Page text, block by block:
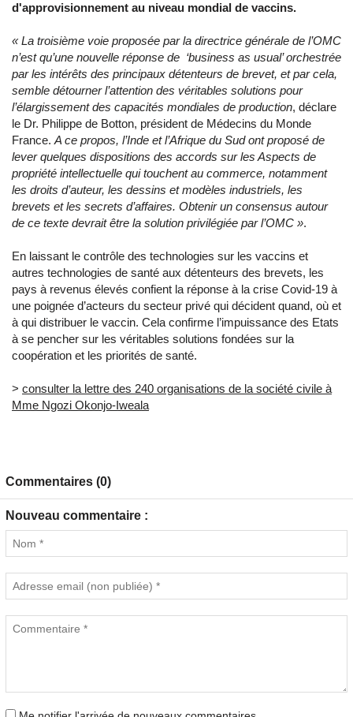
d'approvisionnement au niveau mondial de vaccins.
« La troisième voie proposée par la directrice générale de l’OMC
n’est qu’une nouvelle réponse de ‘business as usual’ orchestrée
par les intérêts des principaux détenteurs de brevet, et par cela,
semble détourner l’attention des véritables solutions pour
l’élargissement des capacités mondiales de production, déclare
le Dr. Philippe de Botton, président de Médecins du Monde
France. A ce propos, l’Inde et l’Afrique du Sud ont proposé de
lever quelques dispositions des accords sur les Aspects de
propriété intellectuelle qui touchent au commerce, notamment
les droits d’auteur, les dessins et modèles industriels, les
brevets et les secrets d’affaires. Obtenir un consensus autour
de ce texte devrait être la solution privilégiée par l’OMC ».
En laissant le contrôle des technologies sur les vaccins et
autres technologies de santé aux détenteurs des brevets, les
pays à revenus élevés confient la réponse à la crise Covid-19 à
une poignée d’acteurs du secteur privé qui décident quand, où et
à qui distribuer le vaccin. Cela confirme l’impuissance des Etats
à se pencher sur les véritables solutions fondées sur la
coopération et les priorités de santé.
> consulter la lettre des 240 organisations de la société civile à
Mme Ngozi Okonjo-Iweala
Commentaires (0)
Nouveau commentaire :